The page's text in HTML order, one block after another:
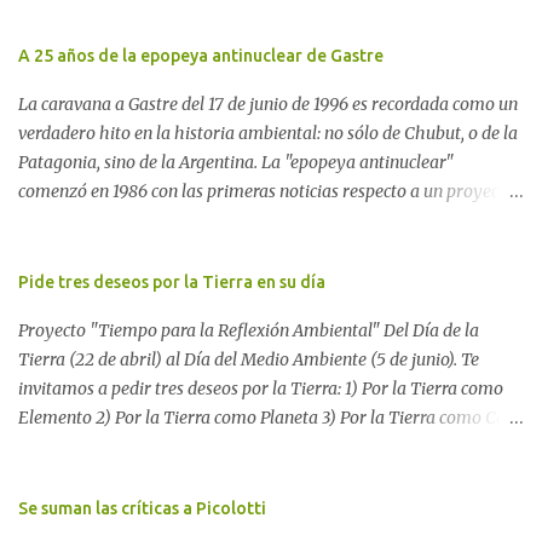
A 25 años de la epopeya antinuclear de Gastre
La caravana a Gastre del 17 de junio de 1996 es recordada como un
verdadero hito en la historia ambiental: no sólo de Chubut, o de la
Patagonia, sino de la Argentina. La "epopeya antinuclear"
comenzó en 1986 con las primeras noticias respecto a un proyecto
proyecto legislativo nacional al respecto. En este artículo, la
Movimiento Antinuclear de Chubut (MACH) liderada por Javier
Rodríguez Pardo, como una lección de rebelión democrática
territorial frente a las imposiciones de la tecnocracia nuclear
globalizada. Dossier N° 3 "La crisis nuclear en el mundo. A 10 años
Dukal.
Pide tres deseos por la Tierra en su día
Proyecto "Tiempo para la Reflexión Ambiental" Del Día de la
Tierra (22 de abril) al Día del Medio Ambiente (5 de junio). Te
invitamos a pedir tres deseos por la Tierra: 1) Por la Tierra como
Elemento 2) Por la Tierra como Planeta 3) Por la Tierra como Casa
blog para reunir todos los pedidos. Si no tenés una página web,
Se suman las críticas a Picolotti